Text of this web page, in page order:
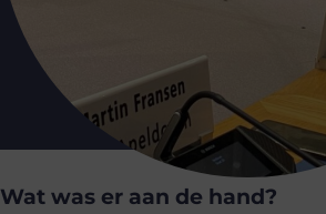
Wat was er aan de hand?